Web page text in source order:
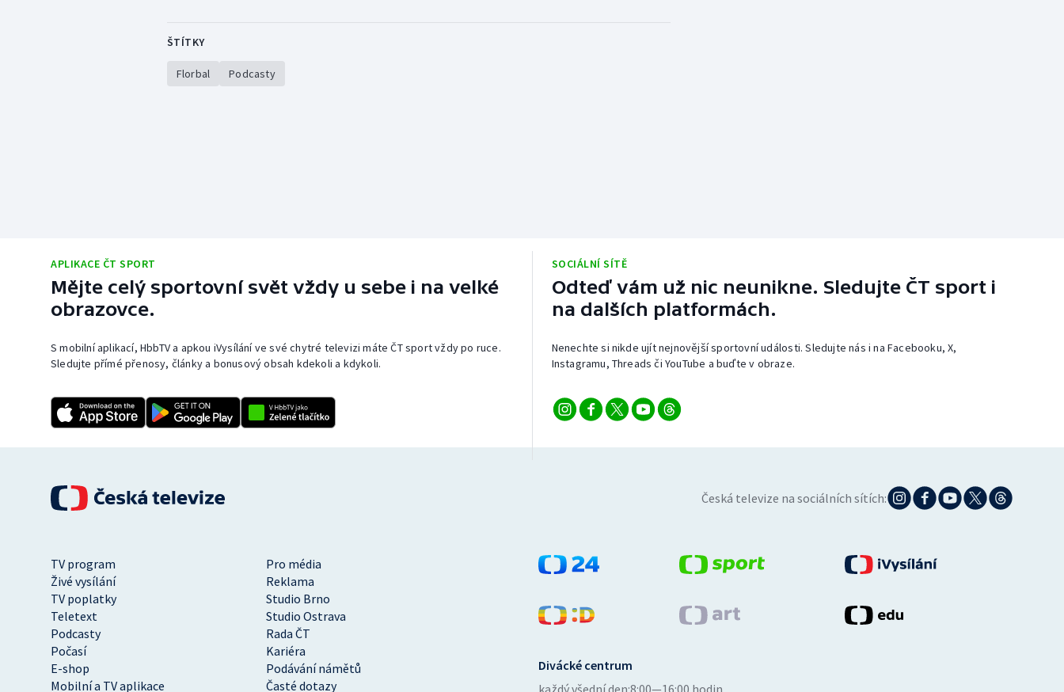
ŠTÍTKY
Florbal Podcasty
APLIKACE ČT SPORT
Mějte celý sportovní svět vždy u sebe i na velké
obrazovce.
S mobilní aplikací, HbbTV a apkou iVysílání ve své chytré televizi máte ČT sport vždy po ruce.
Sledujte přímé přenosy, články a bonusový obsah kdekoli a kdykoli.
SOCIÁLNÍ SÍTĚ
Odteď vám už nic neunikne. Sledujte ČT sport i
na dalších platformách.
Nenechte si nikde ujít nejnovější sportovní události. Sledujte nás i na Facebooku, X,
Instagramu, Threads či YouTube a buďte v obraze.
Česká televize na sociálních sítích:
TV program
Pro média
Živé vysílání
Reklama
TV poplatky
Studio Brno
Teletext
Studio Ostrava
Podcasty
Rada ČT
Počasí
Kariéra
E-shop
Podávání námětů
Mobilní a TV aplikace
Časté dotazy
Divácké centrum